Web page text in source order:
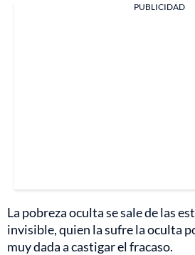
PUBLICIDAD
La pobreza oculta se sale de las
invisible, quien la sufre la oculta
muy dada a castigar el fracaso.